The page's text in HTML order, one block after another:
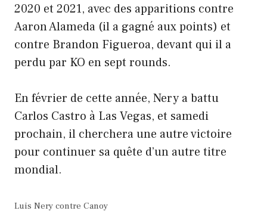
2020 et 2021, avec des apparitions contre
Aaron Alameda (il a gagné aux points) et
contre Brandon Figueroa, devant qui il a
perdu par KO en sept rounds.
En février de cette année, Nery a battu
Carlos Castro à Las Vegas, et samedi
prochain, il cherchera une autre victoire
pour continuer sa quête d’un autre titre
mondial.
Luis Nery contre Canoy